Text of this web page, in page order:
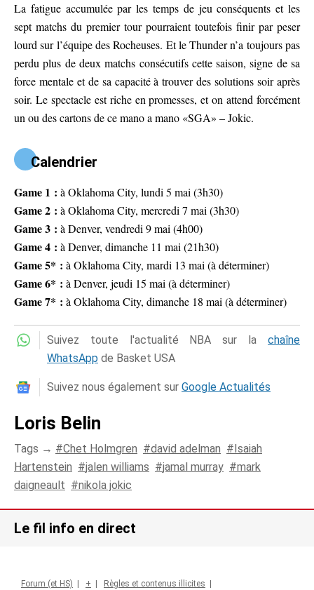
La fatigue accumulée par les temps de jeu conséquents et les
sept matchs du premier tour pourraient toutefois finir par peser
lourd sur l’équipe des Rocheuses. Et le Thunder n’a toujours pas
perdu plus de deux matchs consécutifs cette saison, signe de sa
force mentale et de sa capacité à trouver des solutions soir après
soir. Le spectacle est riche en promesses, et on attend forcément
un ou des cartons de ce mano a mano «SGA» – Jokic.
Calendrier
Game 1 : à Oklahoma City, lundi 5 mai (3h30)
Game 2 : à Oklahoma City, mercredi 7 mai (3h30)
Game 3 : à Denver, vendredi 9 mai (4h00)
Game 4 : à Denver, dimanche 11 mai (21h30)
Game 5* : à Oklahoma City, mardi 13 mai (à déterminer)
Game 6* : à Denver, jeudi 15 mai (à déterminer)
Game 7* : à Oklahoma City, dimanche 18 mai (à déterminer)
Suivez toute l'actualité NBA sur la chaîne
WhatsApp de Basket USA
Suivez nous également sur Google Actualités
Loris Belin
Tags → Chet Holmgren david adelman
Isaiah
Hartenstein
jalen williams jamal murray
mark
daigneault
nikola jokic
Le fil info en direct
Forum (et HS) + Règles et contenus illicites